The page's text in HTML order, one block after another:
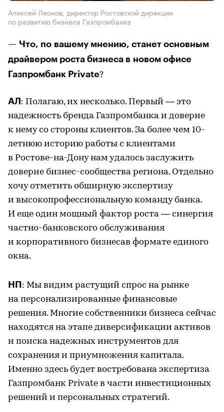
Алексей Леонов, директор Ростовской дирекции
по развитию бизнеса Газпромбанка
— Что, по вашему мнению, станет основным
драйвером роста бизнеса в новом офисе
Газпромбанк Private?
АЛ : Полагаю, их несколько. Первый — это
надежность бренда Газпромбанка и доверие
к нему со стороны клиентов. За более чем 10-
летнюю историю работы с клиентами
в Ростове-на-Дону нам удалось заслужить
доверие бизнес-сообщества региона. Отдельно
хочу отметить обширную экспертизу
и высокопрофессиональную команду банка.
И еще один мощный фактор роста — синергия
частно-банковского обслуживания
и корпоративного бизнесав формате единого
окна.
НП : Мы видим растущий спрос на рынке
на персонализированные финансовые
решения. Многие собственники бизнеса сейчас
находятся на этапе диверсификации активов
и поиска надежных инструментов для
сохранения и приумножения капитала.
Именно здесь будет востребована экспертиза
Газпромбанк Private в части инвестиционных
решений и персональных стратегий.